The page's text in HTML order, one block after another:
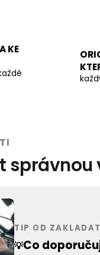
KE
správnou
TIP OD
💡Co